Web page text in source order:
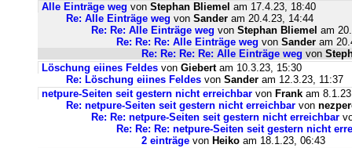
Alle Einträge weg von Stephan Bliemel am 17.4.23, 18:40
Re: Alle Einträge weg von Sander am 20.4.23, 14:44
Re: Re: Alle Einträge weg von Stephan Bliemel am
Re: Re: Re: Alle Einträge weg von Sander am
Re: Re: Re: Re: Alle Einträge weg von
Löschung eiines Feldes von Giebertam 10.3.23, 15:30
Re: Löschung eiines Feldes von Sander am 12.3.23, 11:37
netpure-Seiten seit gestern nicht erreichbar von Frank am
Re: netpure-Seiten seit gestern nicht erreichbar von
Re: Re: netpure-Seiten seit gestern nicht erreichbar
Re: Re: Re: netpure-Seiten seit gestern nicht
2 einträge von Heiko am 18.1.23, 06:43